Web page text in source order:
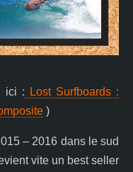
ici : Lost Surfboards :
)
– 2016 dans le sud
vite un best seller